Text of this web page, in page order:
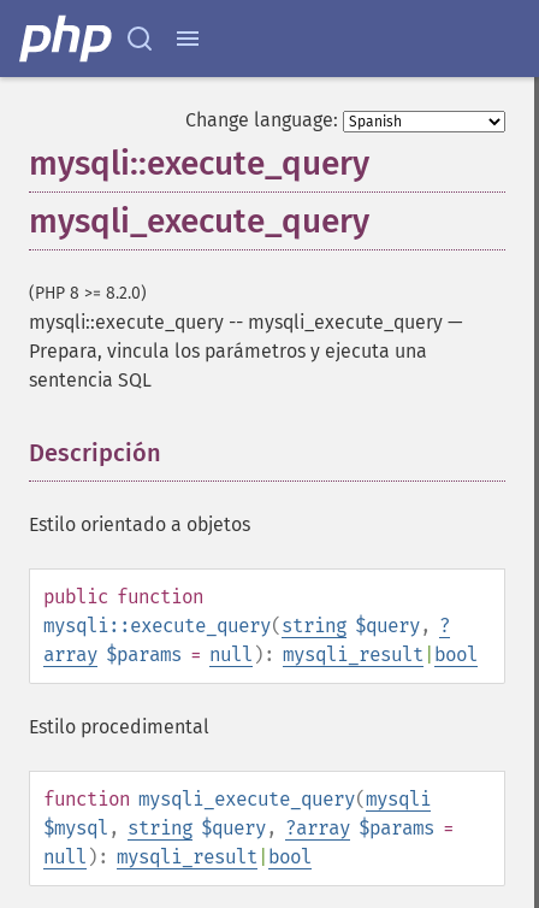
Change language:
mysqli::execute_query
mysqli_execute_query
(PHP 8 >= 8.2.0)
mysqli::execute_query -- mysqli_execute_query —
Prepara, vincula los parámetros y ejecuta una
sentencia SQL
Descripción
Estilo orientado a objetos
public function
mysqli::execute_query(string $query, ?
array $params = null ): mysqli_result bool
Estilo procedimental
function mysqli_execute_query(mysqli
$mysql , string $query, ?array $params =
null ): mysqli_result bool